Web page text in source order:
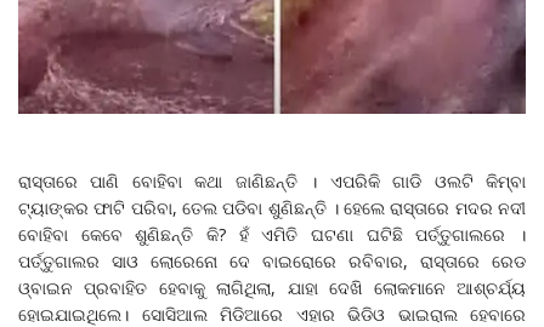
ରାସ୍ତାରେ ପାଣି ବୋହିବା କଥା ଜାଣିଛନ୍ତି । ଏପରିକି ଗାଡି ଓଲଟି କିମ୍ବା
ଟ୍ୟାଙ୍କର ଫାଟି ପରିବା, ତେଲ ପଡିବା ଶୁଣିଛନ୍ତି । ହେଲେ ରାସ୍ତାରେ ମଦର ନଦୀ
ବୋହିବା କେବେ ଶୁଣିଛନ୍ତି କି? ହଁ ଏମିତି ଘଟଣା ଘଟିଛି ପର୍ତ୍ତୁଗାଲରେ ।
ପର୍ତ୍ତୁଗାଲର ସାଓ ଲୋରେନୋ ଦେ ବାଇରୋରେ ରବିବାର, ରାସ୍ତାରେ ରେଡ
ଓ୍ବାଇନ ପ୍ରବାହିତ ହେବାକୁ ଲାଗିଥିଲା, ଯାହା ଦେଖି ଲୋକମାନେ ଆଶ୍ଚର୍ଯ୍ୟ
ହୋଇଯାଇଥିଲେ। ସୋସିଆଲ ମିଡିଆରେ ଏହାର ଭିଡିଓ ଭାଇରାଲ ହେବାରେ